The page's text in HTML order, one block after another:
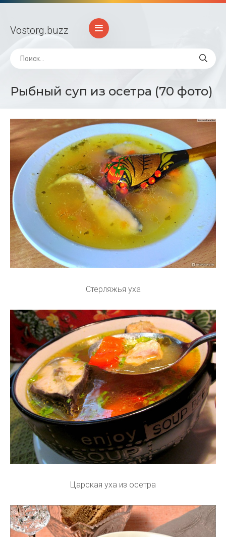
Vostorg.buzz
Рыбный суп из осетра (70 фото)
Стерляжья уха
Царская уха из осетра